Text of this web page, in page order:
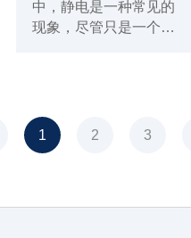
中，静电是一种常见的
现象，尽管只是一个细
篇文章您一定要点进来
看看，防静电的重要性
境的保护。
1
2 3